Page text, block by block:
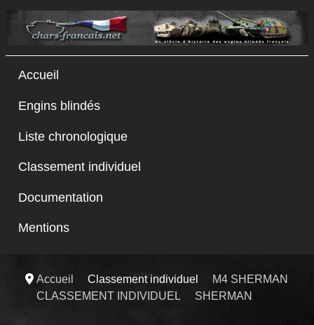
Accueil
Engins blindés
Liste chronologique
Classement individuel
Documentation
Mentions
Accueil Classement individuel
M4 SHERMAN
CLASSEMENT INDIVIDUEL
SHERMAN